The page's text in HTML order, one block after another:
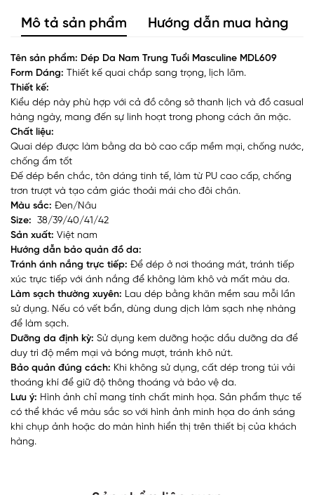
Mô tả sản phẩm Hướng dẫn mua hàng
Tên sản phẩm: Dép Da Nam Trung Tuổi Masculine MDL609
Form Dáng: Thiết kế quai chắp sang trọng, lịch lãm.
Thiết kế:
Kiểu dép này phù hợp với cả đồ công sở thanh lịch và đồ casual
hàng ngày, mang đến sự linh hoạt trong phong cách ăn mặc.
Chất liệu:
Quai dép được làm bằng da bò cao cấp mềm mại, chống nước,
chống ẩm tốt
Đế dép bền chắc, tôn dáng tinh tế, làm từ PU cao cấp, chống
trơn trượt và tạo cảm giác thoải mái cho đôi chân.
Màu sắc: Đen/Nâu
Size: 38/39/40/41/42
Sản xuất: Việt nam
Hướng dẫn bảo quản đồ da:
Tránh ánh nắng trực tiếp: Để dép ở nơi thoáng mát, tránh tiếp
xúc trực tiếp với ánh nắng để không làm khô và mất màu da.
Làm sạch thường xuyên: Lau dép bằng khăn mềm sau mỗi lần
sử dụng. Nếu có vết bẩn, dùng dung dịch làm sạch nhẹ nhàng
để làm sạch.
Dưỡng da định kỳ: Sử dụng kem dưỡng hoặc dầu dưỡng da để
duy trì độ mềm mại và bóng mượt, tránh khô nứt.
Bảo quản đúng cách: Khi không sử dụng, cất dép trong túi vải
thoáng khí để giữ độ thông thoáng và bảo vệ da.
Lưu ý: Hình ảnh chỉ mang tính chất minh họa. Sản phẩm thực tế
có thể khác về màu sắc so với hình ảnh minh họa do ánh sáng
khi chụp ảnh hoặc do màn hình hiển thị trên thiết bị của khách
hàng.